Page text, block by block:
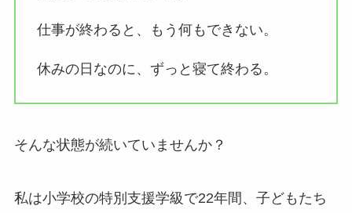
仕事が終わると、もう何もできない。
休みの日なのに、ずっと寝て終わる。
そんな状態が続いていませんか？
私は小学校の特別支援学級で22年間、子どもたち